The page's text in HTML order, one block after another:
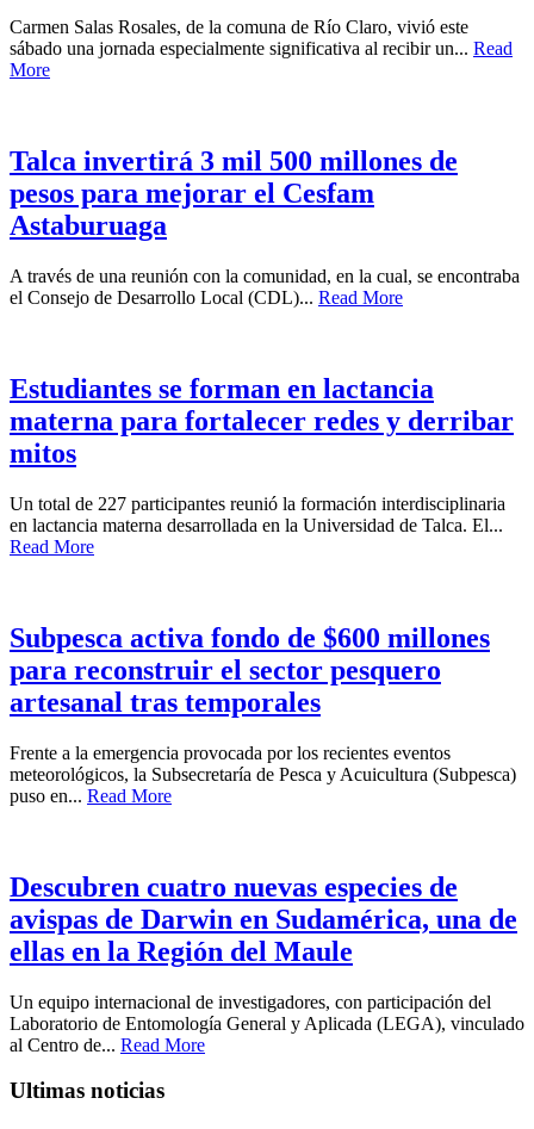
Carmen Salas Rosales, de la comuna de Río Claro, vivió este
sábado una jornada especialmente significativa al recibir un... Read
More
Talca invertirá 3 mil 500 millones de
pesos para mejorar el Cesfam
Astaburuaga
A través de una reunión con la comunidad, en la cual, se encontraba
el Consejo de Desarrollo Local (CDL)... Read More
Estudiantes se forman en lactancia
materna para fortalecer redes y derribar
mitos
Un total de 227 participantes reunió la formación interdisciplinaria
en lactancia materna desarrollada en la Universidad de Talca. El...
Read More
Subpesca activa fondo de $600 millones
para reconstruir el sector pesquero
artesanal tras temporales
Frente a la emergencia provocada por los recientes eventos
meteorológicos, la Subsecretaría de Pesca y Acuicultura (Subpesca)
puso en... Read More
Descubren cuatro nuevas especies de
avispas de Darwin en Sudamérica, una de
ellas en la Región del Maule
Un equipo internacional de investigadores, con participación del
Laboratorio de Entomología General y Aplicada (LEGA), vinculado
al Centro de... Read More
Ultimas noticias